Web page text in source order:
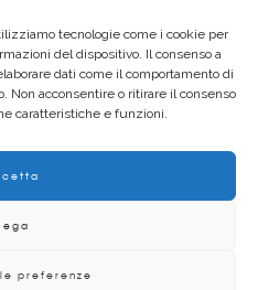
tecnologie come i cookie per
del dispositivo. Il consenso a
dati come il comportamento di
Non acconsentire o ritirare il consenso
caratteristiche e funzioni.
preferenze